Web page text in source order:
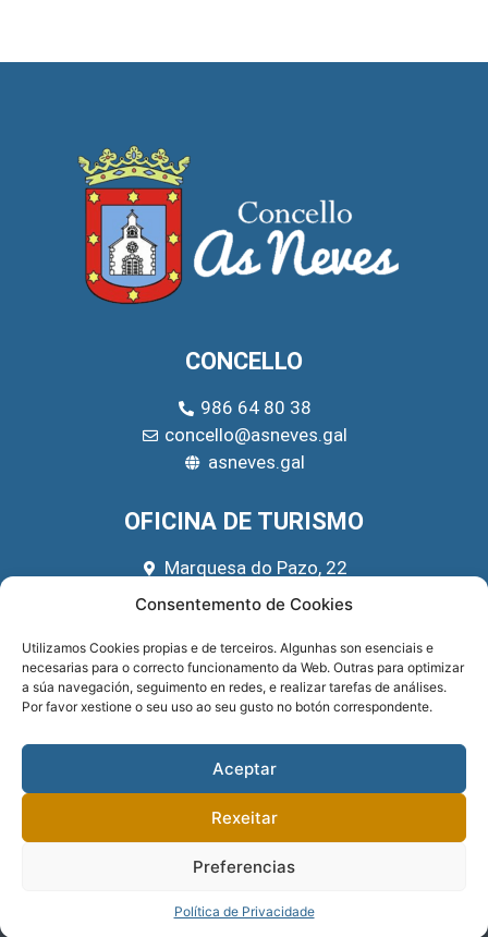
Consentemento de Cookies
Utilizamos Cookies propias e de terceiros. Algunhas son esenciais e
necesarias para o correcto funcionamento da Web. Outras para optimizar
a súa navegación, seguimento en redes, e realizar tarefas de análises.
Por favor xestione o seu uso ao seu gusto no botón correspondente.
Aceptar
Rexeitar
Preferencias
Política de Privacidade
CONCELLO
986 64 80 38
concello@asneves.gal
asneves.gal
OFICINA DE TURISMO
Marquesa do Pazo, 22
666 39 45 65
REDES SOCIAIS
DEPUTACIÓN DE PONTEVEDRA .PRIVACIDADE